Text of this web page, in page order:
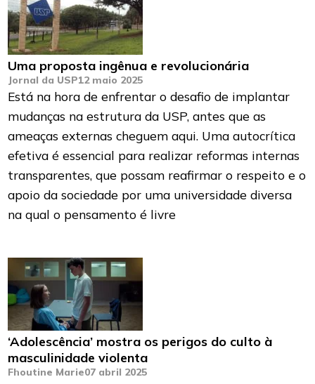
Uma proposta ingênua e revolucionária
Jornal da USP12 maio 2025
Está na hora de enfrentar o desafio de implantar
mudanças na estrutura da USP, antes que as
ameaças externas cheguem aqui. Uma autocrítica
efetiva é essencial para realizar reformas internas
transparentes, que possam reafirmar o respeito e o
apoio da sociedade por uma universidade diversa
na qual o pensamento é livre
‘Adolescência’ mostra os perigos do culto à
masculinidade violenta
Fhoutine Marie07 abril 2025